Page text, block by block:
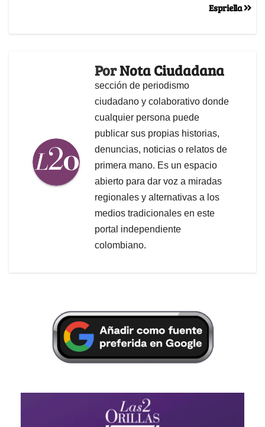
Espriella
PorNota Ciudadana
sección de periodismo
ciudadano y colaborativo donde
cualquier persona puede
publicar sus propias historias,
denuncias, noticias o relatos de
primera mano. Es un espacio
abierto para dar voz a miradas
regionales y alternativas a los
medios tradicionales en este
portal independiente
colombiano.